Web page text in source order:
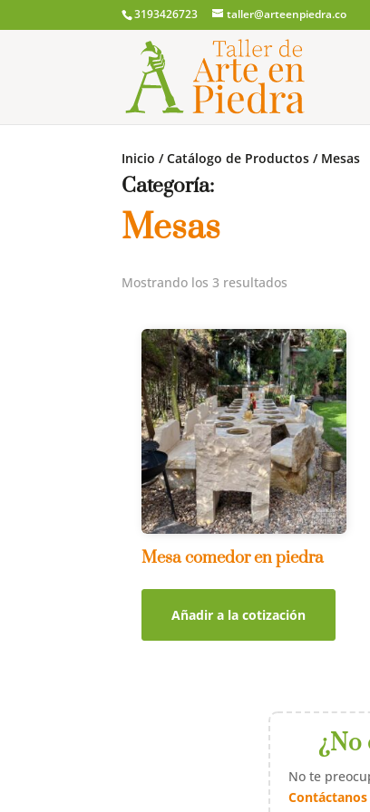
3193426723 taller@arteenpiedra.co
Inicio /Catálogo de Productos / Mesas
Categoría:
Mesas
Mostrando los 3 resultados
últimos
Mesa comedor en piedra
Añadir a la cotización
¿No
No te
Contáctanos